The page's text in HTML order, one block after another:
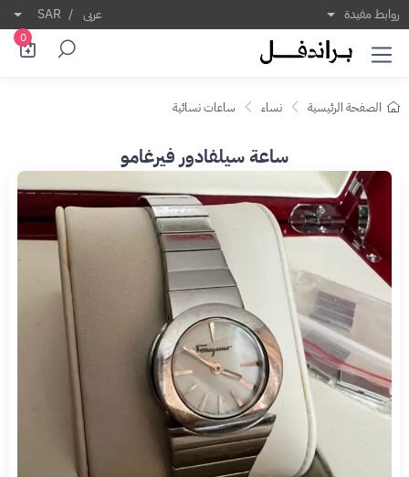
روابط مفيدة عربى /
SAR
0
الصفحة الرئيسية نساء ساعات نسائية
ساعة سيلفادور فيرغامو